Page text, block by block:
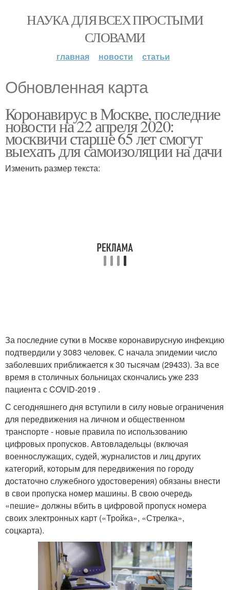
НАУКА ДЛЯ ВСЕХ ПРОСТЫМИ
СЛОВАМИ
главная новости статьи
Обновленная карта
Коронавирус в Москве, последние
новости на 22 апреля 2020:
москвичи старше 65 лет смогут
выехать для самоизоляции на дачи
Изменить размер текста:
За последние сутки в Москве коронавирусную инфекцию
подтвердили у 3083 человек. С начала эпидемии число
заболевших приближается к 30 тысячам (29433). За все
время в столичных больницах скончались уже 233
пациента с COVID-2019 .
С сегодняшнего дня вступили в силу новые ограничения
для передвижения на личном и общественном
транспорте - новые правила по использованию
цифровых пропусков. Автовладельцы (включая
военнослужащих, судей, журналистов и лиц других
категорий, которым для передвижения по городу
достаточно служебного удостоверения) обязаны внести
в свои пропуска номер машины. В свою очередь
«пешие» должны вбить в цифровой пропуск номера
своих электронных карт («Тройка», «Стрелка»,
соцкарта).